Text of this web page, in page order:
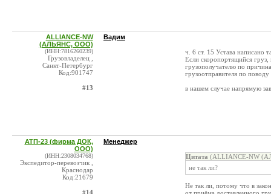
ALLIANCE-NW
(АЛЬЯНС, ООО)
(ИНН:7816260239)
Грузовладелец ,
Санкт-Петербург
Код:901747
#13
Вадим
ч. 6 ст. 15 Устава написано
Если скоропортящийся
грузополучателю по
грузоотправителя по
в нашем случае напрямую
АТП-23 (фирма ДОК,
ООО)
(ИНН:2308034768)
Экспедитор-перевозчик ,
Краснодар
Код:21679
#14
Менеджер
Цитата (ALLIANCE-NW
не так ли?
Не так ли, потому что в